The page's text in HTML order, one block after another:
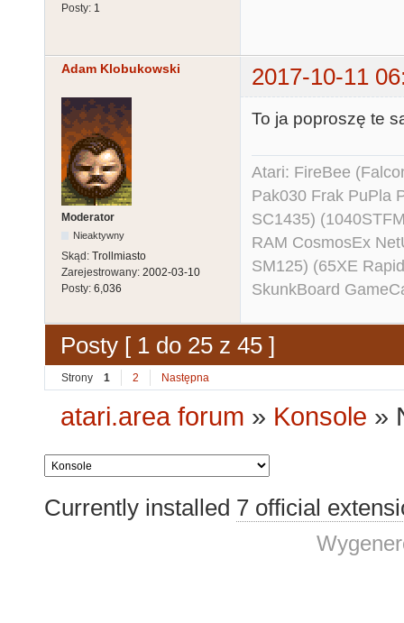
Posty: 1
Adam Klobukowski 2017-10-11
Moderator
Nieaktywny
Skąd: Trollmiasto
Zarejestrowany: 2002-03-10
Posty: 6,036
To ja poproszę te
Atari: FireBee
Pak030 Frak PuPla
SC1435)
RAM CosmosEx
SM125) (65XE
SkunkBoard
Posty [ 1 do 25 z 45 ]
Strony 1 2 Następna
atari.area forum » Konsole »
Currently installed 7 official